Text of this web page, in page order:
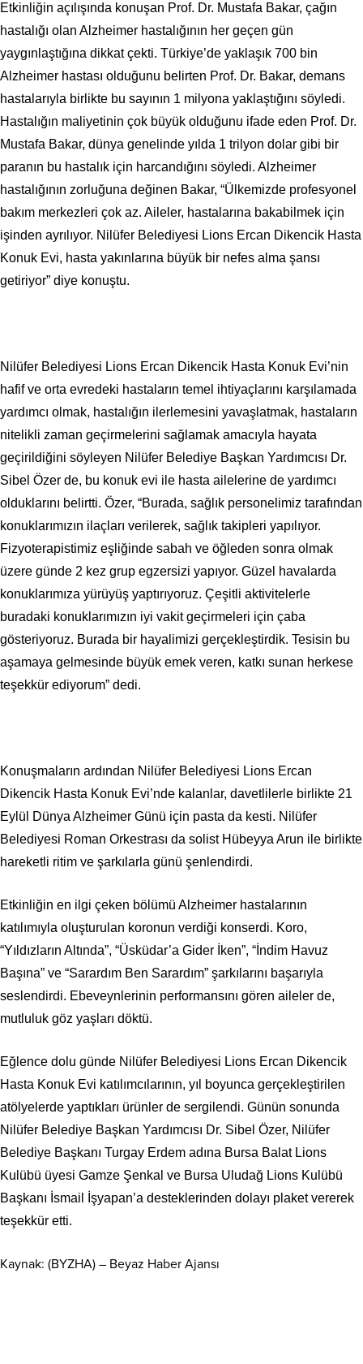
Etkinliğin açılışında konuşan Prof. Dr. Mustafa Bakar, çağın
hastalığı olan Alzheimer hastalığının her geçen gün
yaygınlaştığına dikkat çekti. Türkiye’de yaklaşık 700 bin
Alzheimer hastası olduğunu belirten Prof. Dr. Bakar, demans
hastalarıyla birlikte bu sayının 1 milyona yaklaştığını söyledi.
Hastalığın maliyetinin çok büyük olduğunu ifade eden Prof. Dr.
Mustafa Bakar, dünya genelinde yılda 1 trilyon dolar gibi bir
paranın bu hastalık için harcandığını söyledi. Alzheimer
hastalığının zorluğuna değinen Bakar, “Ülkemizde profesyonel
bakım merkezleri çok az. Aileler, hastalarına bakabilmek için
işinden ayrılıyor. Nilüfer Belediyesi Lions Ercan Dikencik Hasta
Konuk Evi, hasta yakınlarına büyük bir nefes alma şansı
getiriyor” diye konuştu.
Nilüfer Belediyesi Lions Ercan Dikencik Hasta Konuk Evi’nin
hafif ve orta evredeki hastaların temel ihtiyaçlarını karşılamada
yardımcı olmak, hastalığın ilerlemesini yavaşlatmak, hastaların
nitelikli zaman geçirmelerini sağlamak amacıyla hayata
geçirildiğini söyleyen Nilüfer Belediye Başkan Yardımcısı Dr.
Sibel Özer de, bu konuk evi ile hasta ailelerine de yardımcı
olduklarını belirtti. Özer, “Burada, sağlık personelimiz tarafından
konuklarımızın ilaçları verilerek, sağlık takipleri yapılıyor.
Fizyoterapistimiz eşliğinde sabah ve öğleden sonra olmak
üzere günde 2 kez grup egzersizi yapıyor. Güzel havalarda
konuklarımıza yürüyüş yaptırıyoruz. Çeşitli aktivitelerle
buradaki konuklarımızın iyi vakit geçirmeleri için çaba
gösteriyoruz. Burada bir hayalimizi gerçekleştirdik. Tesisin bu
aşamaya gelmesinde büyük emek veren, katkı sunan herkese
teşekkür ediyorum” dedi.
Konuşmaların ardından Nilüfer Belediyesi Lions Ercan
Dikencik Hasta Konuk Evi’nde kalanlar, davetlilerle birlikte 21
Eylül Dünya Alzheimer Günü için pasta da kesti. Nilüfer
Belediyesi Roman Orkestrası da solist Hübeyya Arun ile birlikte
hareketli ritim ve şarkılarla günü şenlendirdi.
Etkinliğin en ilgi çeken bölümü Alzheimer hastalarının
katılımıyla oluşturulan koronun verdiği konserdi. Koro,
“Yıldızların Altında”, “Üsküdar’a Gider İken”, “İndim Havuz
Başına” ve “Sarardım Ben Sarardım” şarkılarını başarıyla
seslendirdi. Ebeveynlerinin performansını gören aileler de,
mutluluk göz yaşları döktü.
Eğlence dolu günde Nilüfer Belediyesi Lions Ercan Dikencik
Hasta Konuk Evi katılımcılarının, yıl boyunca gerçekleştirilen
atölyelerde yaptıkları ürünler de sergilendi. Günün sonunda
Nilüfer Belediye Başkan Yardımcısı Dr. Sibel Özer, Nilüfer
Belediye Başkanı Turgay Erdem adına Bursa Balat Lions
Kulübü üyesi Gamze Şenkal ve Bursa Uludağ Lions Kulübü
Başkanı İsmail İşyapan’a desteklerinden dolayı plaket vererek
teşekkür etti.
Kaynak: (BYZHA) – Beyaz Haber Ajansı